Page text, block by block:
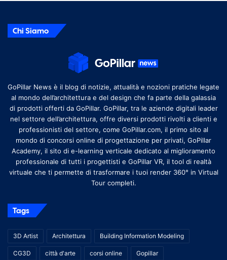
Chi Siamo
GoPillar News è il blog di notizie, attualità e nozioni pratiche legate
al mondo dell’architettura e del design che fa parte della galassia
di prodotti offerti da GoPillar. GoPillar, tra le aziende digitali leader
nel settore dell’architettura, offre diversi prodotti rivolti a clienti e
professionisti del settore, come GoPillar.com, il primo sito al
mondo di concorsi online di progettazione per privati, GoPillar
Academy, il sito di e-learning verticale dedicato al miglioramento
professionale di tutti i progettisti e GoPillar VR, il tool di realtà
virtuale che ti permette di trasformare i tuoi render 360° in Virtual
Tour completi.
Tags
3D Artist Architettura Building Information Modeling
CG3D città d'arte corsi online Gopillar